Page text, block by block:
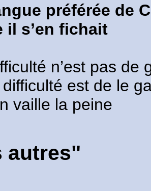
préférée de
il s’en fichait
n’est pas de
est de le
vaille la peine
autres"